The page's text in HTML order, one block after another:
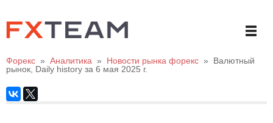
Форекс » Аналитика » Новости рынка форекс »
Валютный
рынок, Daily history за 6 мая 2025 г.